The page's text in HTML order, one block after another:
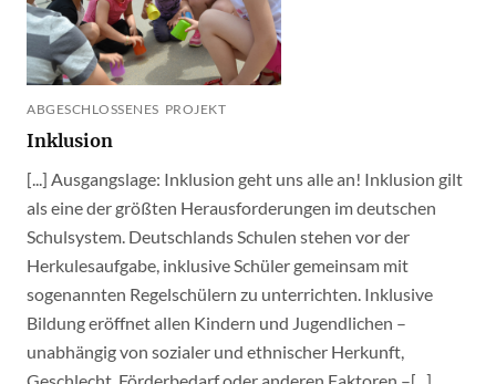
ABGESCHLOSSENES PROJEKT
Inklusion
[...] Ausgangslage: Inklusion geht uns alle an! Inklusion gilt
als eine der größten Herausforderungen im deutschen
Schulsystem. Deutschlands Schulen stehen vor der
Herkulesaufgabe, inklusive Schüler gemeinsam mit
sogenannten Regelschülern zu unterrichten. Inklusive
Bildung eröffnet allen Kindern und Jugendlichen –
unabhängig von sozialer und ethnischer Herkunft,